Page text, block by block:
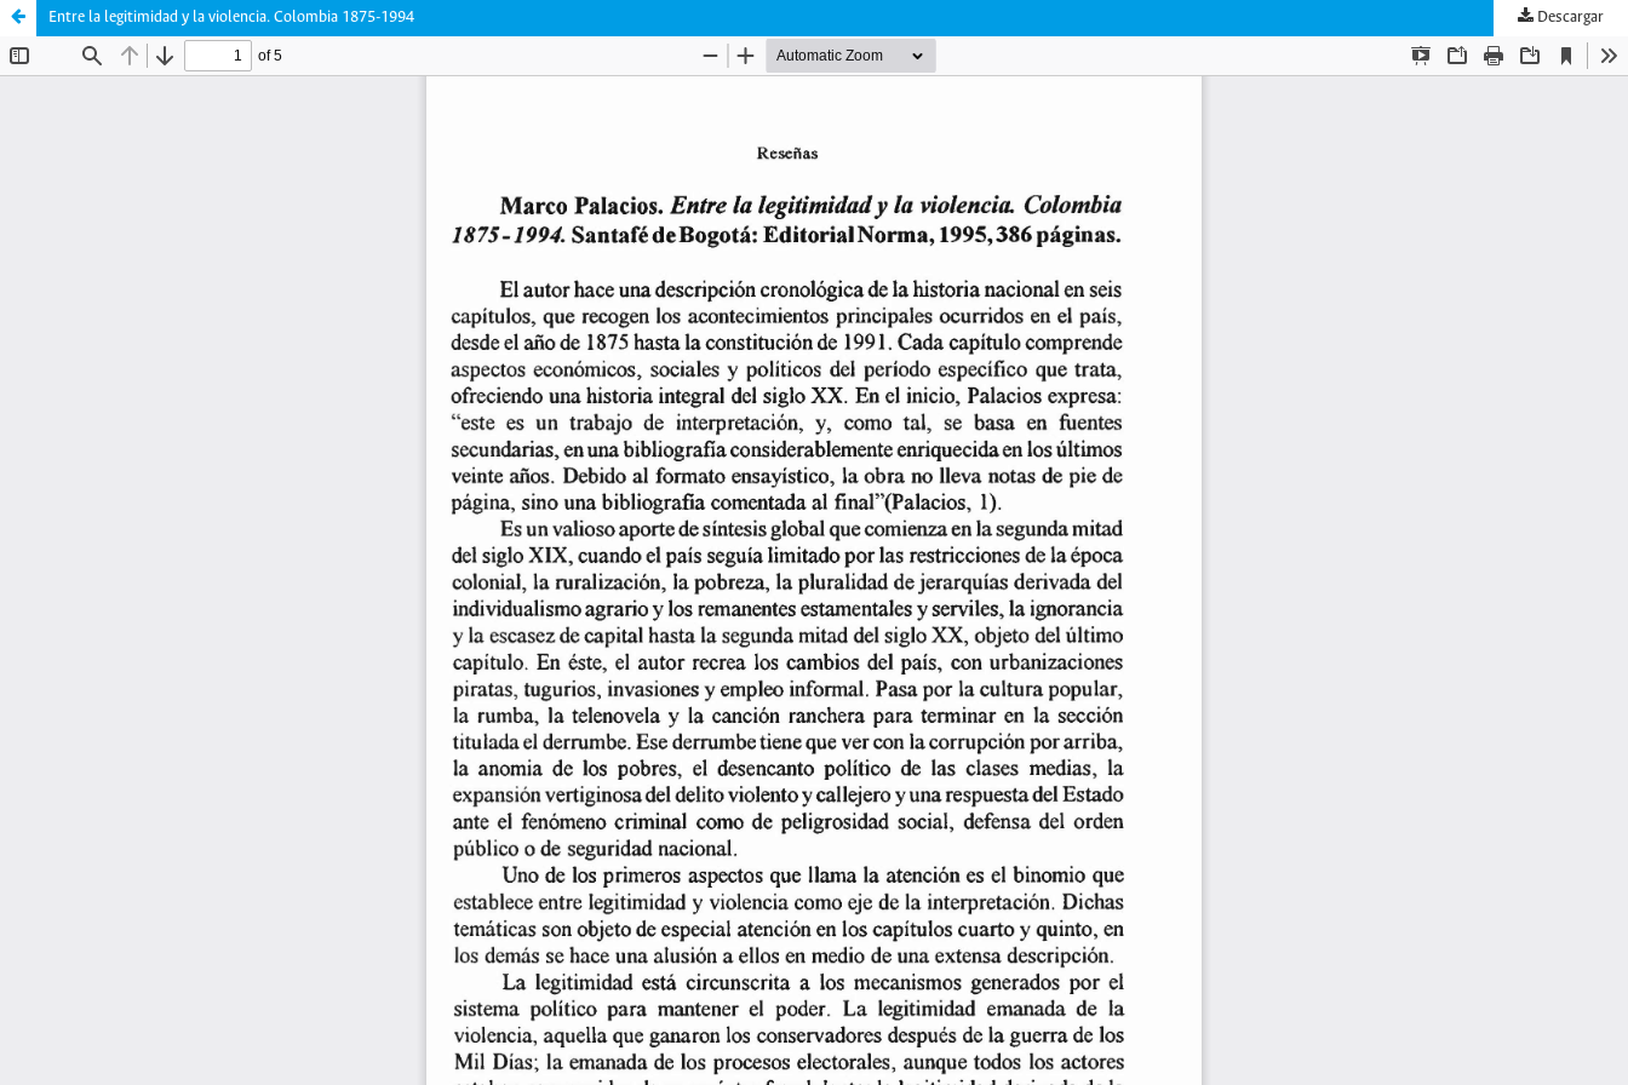
Entre la legitimidad y la violencia. Colombia 1875-1994 Descargar